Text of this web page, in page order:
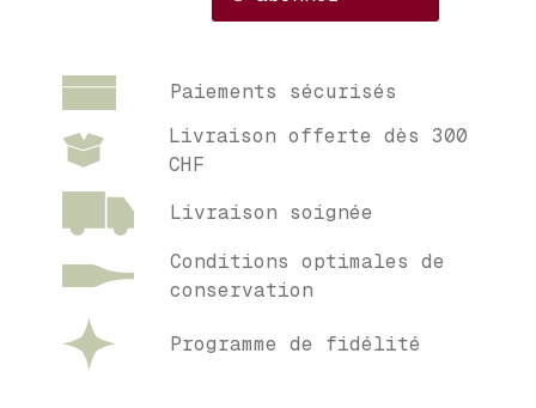
Paiements sécurisés
Livraison offerte dès 300
CHF
Livraison soignée
Conditions optimales de
conservation
Programme de fidélité